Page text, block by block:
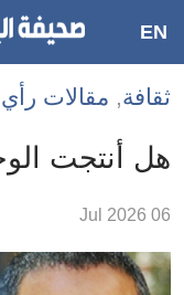
Accessibility
links
الرئيسي
الأقسام
الرئيسية
EN
ثقافة, مقالات رأي
هل أنتجت
06 Jul 2026